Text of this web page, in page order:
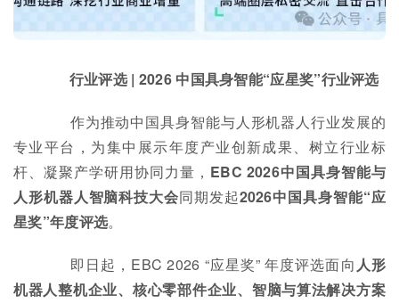
行业评选 | 2026 中国具身智能“应星奖”行业评选
作为推动中国具身智能与人形机器人行业发展的
专业平台，为集中展示年度产业创新成果、树立行业标
杆、凝聚产学研用协同力量， EBC 2026中国具身智能与
人形机器人智脑科技大会同期发起2026中国具身智能“应
星奖”年度评选。
即日起，EBC 2026 “应星奖” 年度评选面向 人形
机器人整机企业、核心零部件企业、智脑与算法解决方案